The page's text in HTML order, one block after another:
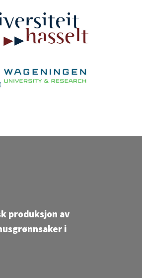
produksjon av
i